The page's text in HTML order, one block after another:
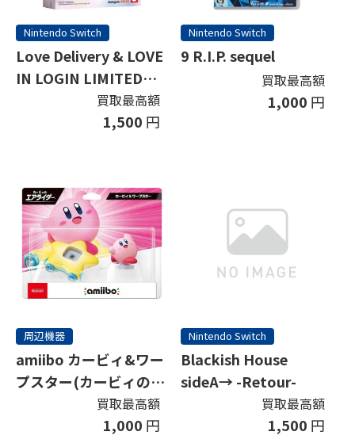
Nintendo Switch
Love Delivery & LOVE
IN LOGIN LIMITED
EDITION (限定版)
買取最高額
1,500 円
Nintendo Switch
9 R.I.P. sequel
買取最高額
1,000 円
周辺機器
amiibo カービィ&ワー
プスター(カービィのエ
アライダーシリーズ)
買取最高額
1,000 円
Nintendo Switch
Blackish House
sideA→ -Retour-
買取最高額
1,500 円